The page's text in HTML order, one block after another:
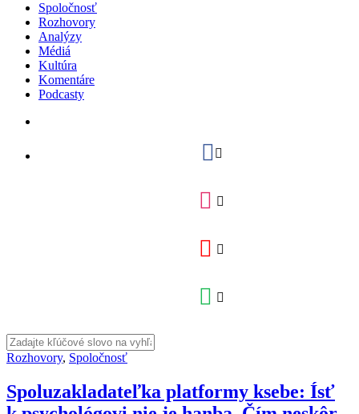
Spoločnosť
Rozhovory
Analýzy
Médiá
Kultúra
Komentáre
Podcasty
Rozhovory, Spoločnosť
Spoluzakladateľka platformy ksebe: Ísť